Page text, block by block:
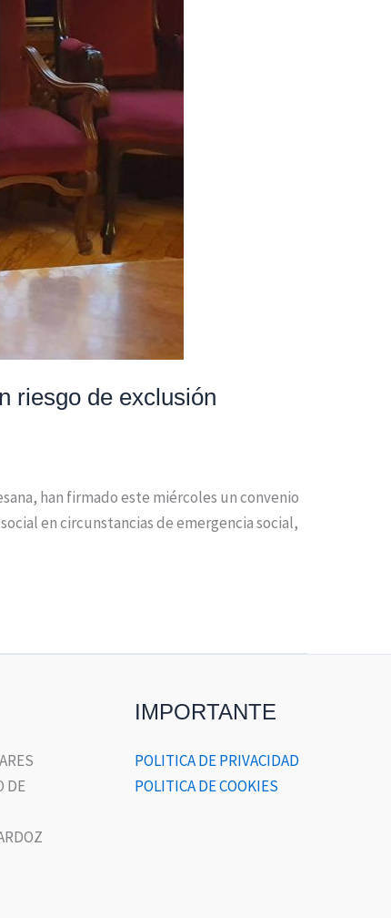
riesgo de exclusión
han firmado este miércoles un convenio
en circunstancias de emergencia social,
DE
IMPORTANTE
POLITICA DE PRIVACIDAD
POLITICA DE COOKIES